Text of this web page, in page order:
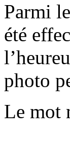
Parmi
été
photo
Le mot